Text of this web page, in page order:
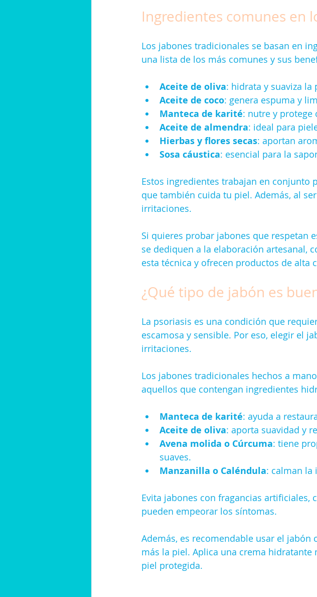
Ingredientes comunes en
Los jabones tradicionales se basan en
una lista de los más comunes y sus
Aceite de oliva: hidrata y suaviza la
Aceite de coco: genera espuma y
Manteca de karité: nutre y protege
Aceite de almendra: ideal para
Hierbas y flores secas: aportan
Sosa cáustica: esencial para la
Estos ingredientes trabajan en conjunto
que también cuida tu piel. Además, al
irritaciones.
Si quieres probar jabones que respetan
se dediquen a la elaboración artesanal,
esta técnica y ofrecen productos de alta
¿Qué tipo de jabón es
La psoriasis es una condición que
escamosa y sensible. Por eso, elegir el
irritaciones.
Los jabones tradicionales hechos a
aquellos que contengan ingredientes
Manteca de karité: ayuda a
Aceite de oliva: aporta suavidad y
Avena molida o Cúrcuma: tiene
suaves.
Manzanilla o Caléndula: calman la
Evita jabones con fragancias artificiales,
pueden empeorar los síntomas.
Además, es recomendable usar el
más la piel. Aplica una crema
piel protegida.